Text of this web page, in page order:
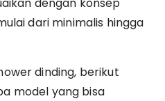
dengan konsep
dari minimalis hingga
dinding, berikut
model yang bisa